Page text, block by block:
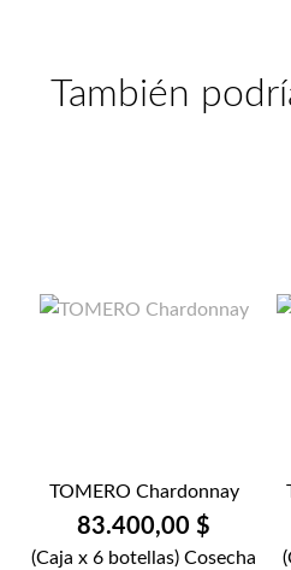
También
TOMERO Chardonnay
83.400,00 $
(Caja x 6 botellas) Cosecha